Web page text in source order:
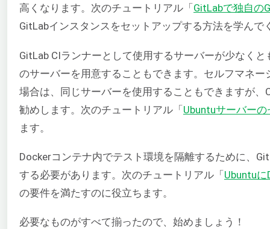
高くなります。次のチュートリアル「 GitLabで独自の
GitLabインスタンスをセットアップする方法を学んで
GitLab CIランナーとして使用するサーバーが少なく
のサーバーを用意することもできます。セルフマネ
場合は、同じサーバーを使用することもできますが
勧めします。次のチュートリアル「Ubuntuサーバー
ます。
Dockerコンテナ内でテスト環境を隔離するために、
する必要があります。次のチュートリアル「Ubuntu
の要件を満たすのに役立ちます。
必要なものがすべて揃ったので、始めましょう！